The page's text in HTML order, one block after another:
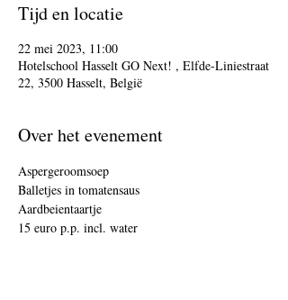
Tijd en locatie
22 mei 2023, 11:00
Hotelschool Hasselt GO Next! , Elfde-Liniestraat
22, 3500 Hasselt, België
Over het evenement
Aspergeroomsoep
Balletjes in tomatensaus
Aardbeientaartje
15 euro p.p. incl. water